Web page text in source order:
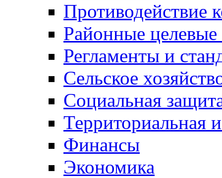
Противодействие
Районные
Регламенты и
Сельское
Социальная
Территориальная
Финансы
Экономика